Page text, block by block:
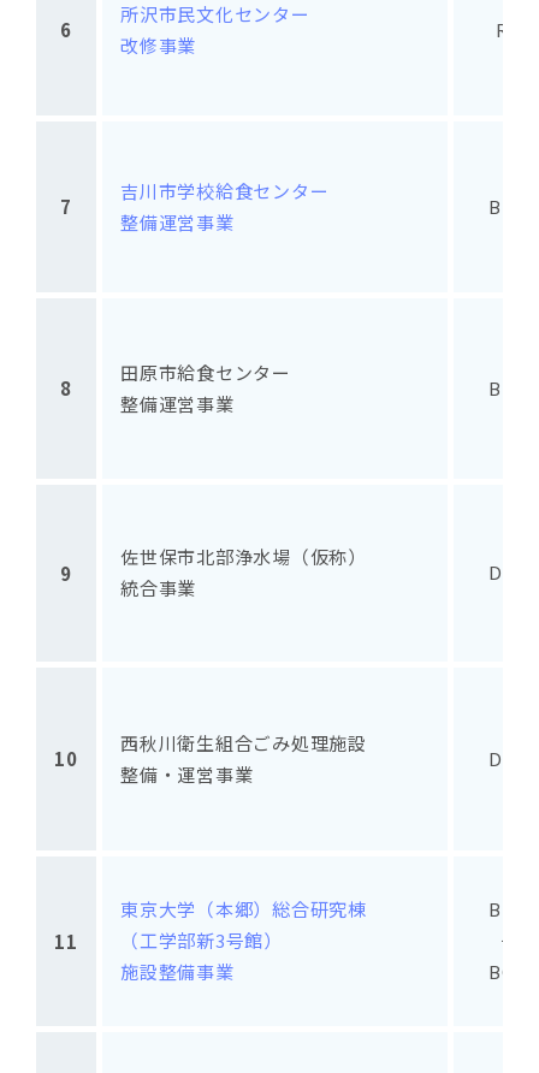
6
所沢市民文化センター
改修事業
RO
7
吉川市学校給食センター
整備運営事業
BTO
8
田原市給食センター
整備運営事業
BTO
9
佐世保市北部浄水場（仮称）
統合事業
DBO
10
西秋川衛生組合ごみ処理施設
整備・運営事業
DBO
11
東京大学（本郷）総合研究棟
（工学部新3号館）
施設整備事業
BTO
＋
BOT